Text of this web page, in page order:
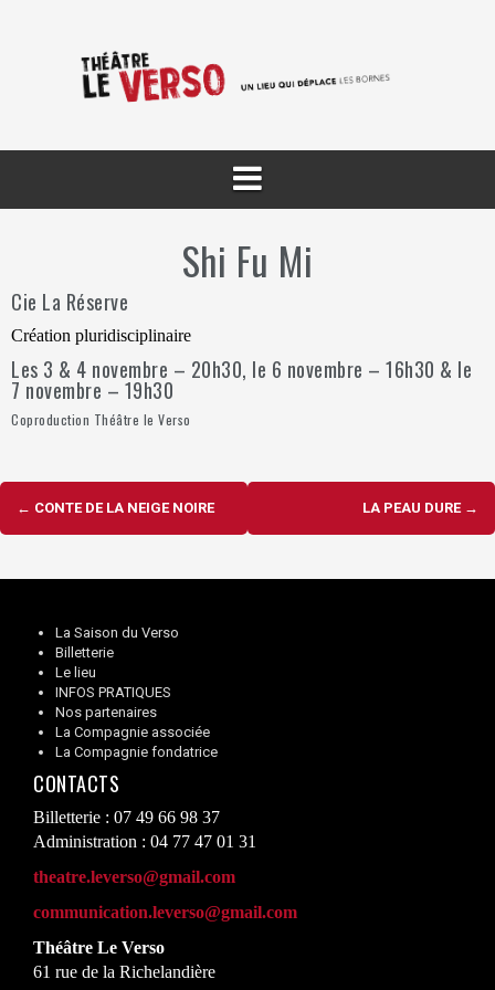
Shi Fu Mi
Cie La Réserve
Création pluridisciplinaire
Les 3 & 4 novembre – 20h30, le 6 novembre – 16h30 & le
7 novembre – 19h30
Coproduction Théâtre le Verso
Navigation
d'article
← CONTE DE LA NEIGE NOIRE LA PEAU DURE →
La Saison du Verso
Billetterie
Le lieu
INFOS PRATIQUES
Nos partenaires
La Compagnie associée
La Compagnie fondatrice
CONTACTS
Billetterie : 07 49 66 98 37
Administration : 04 77 47 01 31
theatre.leverso@gmail.com
communication.leverso@gmail.com
Théâtre Le Verso
61 rue de la Richelandière